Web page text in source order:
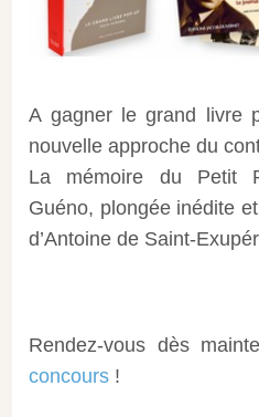
A gagner le grand livre
nouvelle approche du
La mémoire du Petit
Guéno, plongée inédite
d’Antoine de Saint-
Rendez-vous dès
concours !